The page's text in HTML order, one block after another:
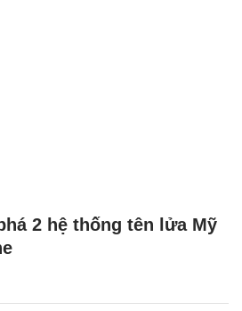
2 hệ thống tên lửa Mỹ